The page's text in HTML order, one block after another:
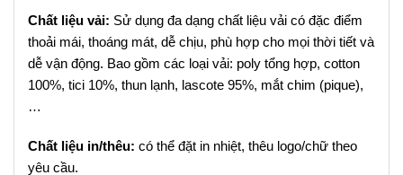
Chất liệu vải: Sử dụng đa dạng chất liệu vải có đặc điểm
thoải mái, thoáng mát, dễ chịu, phù hợp cho mọi thời tiết và
dễ vận động. Bao gồm các loại vải: poly tổng hợp, cotton
100%, tici 10%, thun lạnh, lascote 95%, mắt chim (pique),
…
Chất liệu in/thêu: có thể đặt in nhiệt, thêu logo/chữ theo
yêu cầu.